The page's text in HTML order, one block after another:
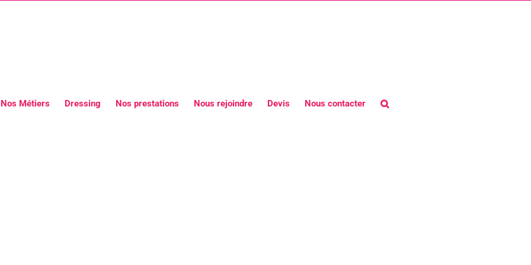
Nos Métiers Dressing Nos prestations Nous rejoindre Devis Nous contacter